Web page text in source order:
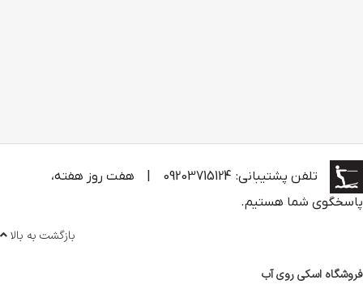
تلفن پشتیبانی: 09203715124
هفت روز هفته،
پاسخگوی شما هستیم.
بازگشت به بالا
فروشگاه اسکی روی آب